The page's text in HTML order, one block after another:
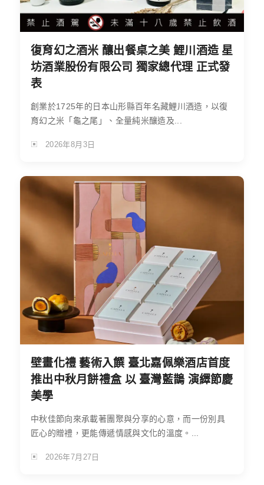
復育幻之酒米 釀出餐桌之美 鯉川酒造 星
坊酒業股份有限公司 獨家總代理 正式發
表
創業於1725年的日本山形縣百年名藏鯉川酒造，以復
育幻之米「龜之尾」、全量純米釀造及...
2026年8月3日
壁畫化禮 藝術入饌 臺北嘉佩樂酒店首度
推出中秋月餅禮盒 以 臺灣藍鵲 演繹節慶
美學
中秋佳節向來承載著團聚與分享的心意，而一份別具
匠心的贈禮，更能傳遞情感與文化的溫度。...
2026年7月27日